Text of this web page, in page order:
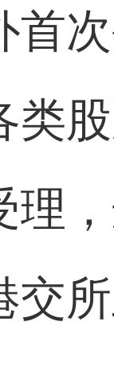
首
类
理
交